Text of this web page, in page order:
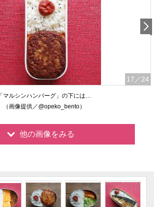
17 ／24
「マルシンハンバーグ」の下には…
（画像提供／@opeko_bento）
他の画像をみる